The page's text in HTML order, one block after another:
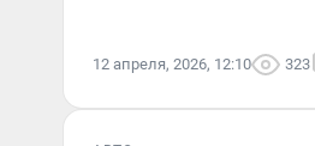
12 апреля, 2026, 12:10 323